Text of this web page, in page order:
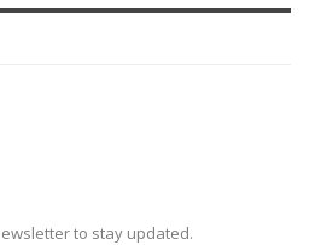
to stay updated.